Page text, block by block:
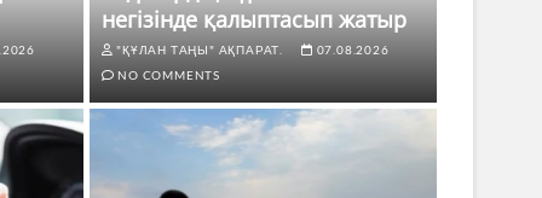
негізінде қалыптасып жатыр
"ҚҰЛАН ТАҢЫ" АҚПАРАТ.
07.08.2026
NO COMMENTS